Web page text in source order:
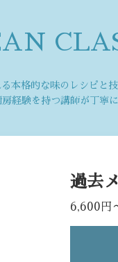
本格的な味のレシピと技
経験を持つ講師が丁寧
過去
6,600円